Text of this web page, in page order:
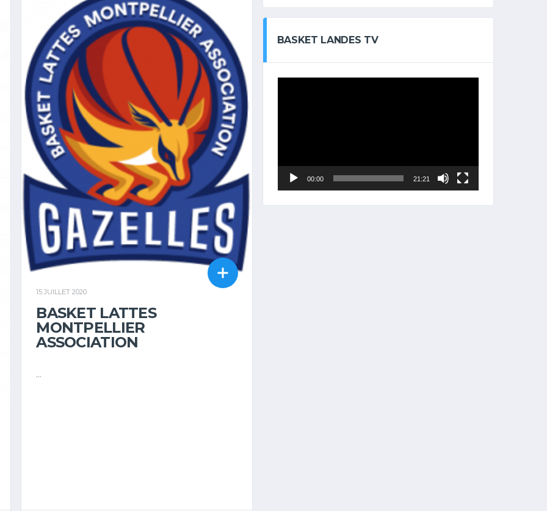
15 JUILLET 2020
BASKET LATTES
MONTPELLIER
ASSOCIATION
...
BASKET LANDES TV
00:00 21:21